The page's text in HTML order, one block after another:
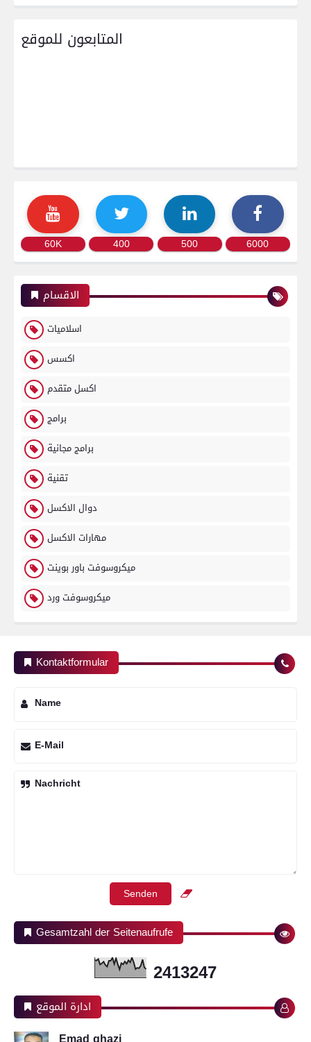
المتابعون للموقع
60K 400 500 6000
الاقسام
اسلاميات
اكسس
اكسل متقدم
برامج
برامج مجانية
تقنية
دوال الاكسل
مهارات الاكسل
ميكروسوفت باور بوينت
ميكروسوفت ورد
Kontaktformular
Name
E-Mail
Nachricht
Gesamtzahl der Seitenaufrufe
2413247
ادارة الموقع